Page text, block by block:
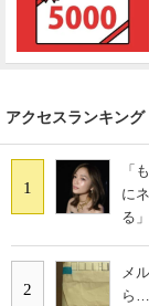
アクセスランキング
1
「
に
る」
2
メ
ら